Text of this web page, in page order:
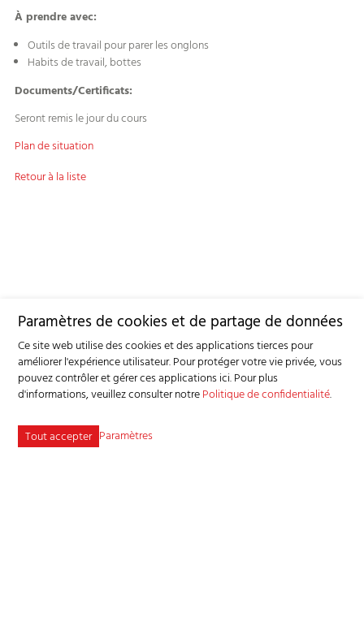
À prendre avec:
Outils de travail pour parer les onglons
Habits de travail, bottes
Documents/Certificats:
Seront remis le jour du cours
Plan de situation
Retour à la liste
Paramètres de cookies et de partage de données
Ce site web utilise des cookies et des applications tierces pour
améliorer l'expérience utilisateur. Pour protéger votre vie privée, vous
pouvez contrôler et gérer ces applications ici.Pour plus
d'informations, veuillez consulter notrePolitique de confidentialité.
Tout accepter Paramètres